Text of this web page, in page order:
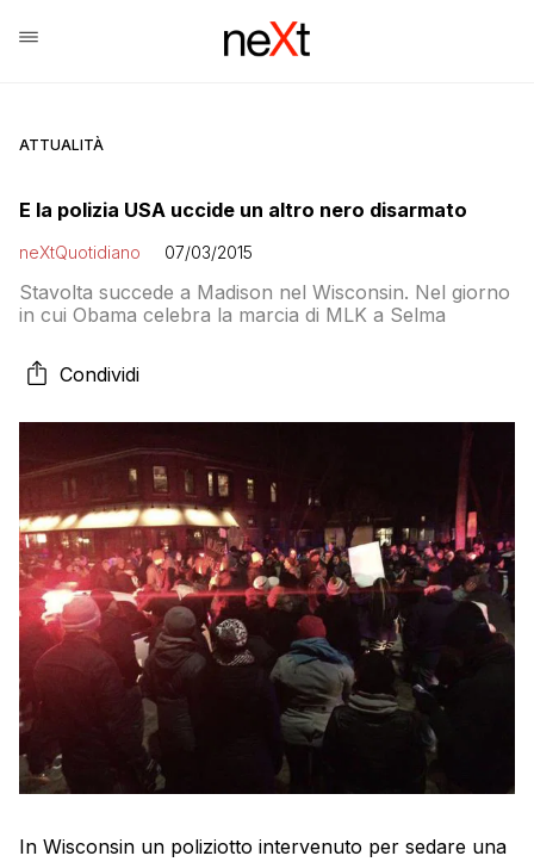
ATTUALITÀ
E la polizia USA uccide un altro nero disarmato
neXtQuotidiano 07/03/2015
Stavolta succede a Madison nel Wisconsin. Nel giorno
in cui Obama celebra la marcia di MLK a Selma
Condividi
In Wisconsin un poliziotto intervenuto per sedare una